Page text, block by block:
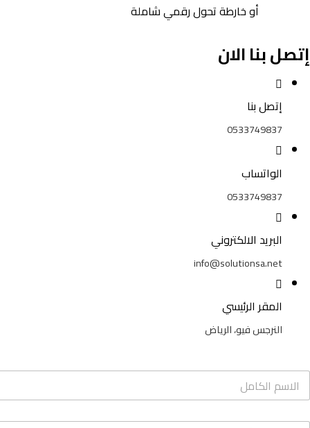
أو خارطة تحول رقمي شاملة
إتصل بنا الان
إتصل بنا
0533749837
الواتساب
0533749837
البريد الالكتروني
info@solutionsa.net
المقر الرئيسي
النرجس فيو، الرياض